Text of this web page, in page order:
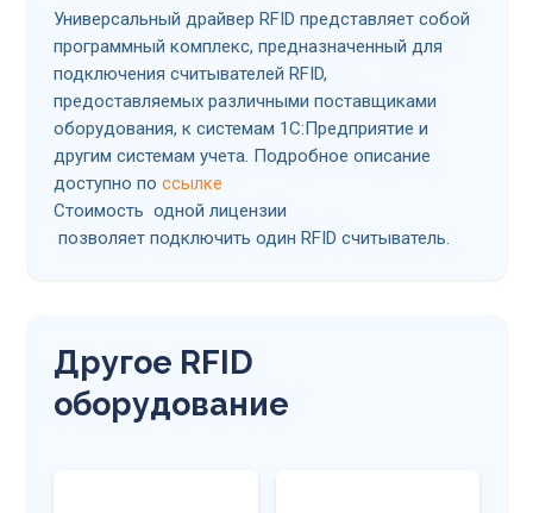
Универсальный драйвер RFID представляет собой
программный комплекс, предназначенный для
подключения считывателей RFID,
предоставляемых различными поставщиками
оборудования, к системам 1С:Предприятие и
другим системам учета. Подробное описание
доступно по ссылке
Стоимость одной лицензии
позволяет подключить один RFID считыватель.
Другое RFID
оборудование